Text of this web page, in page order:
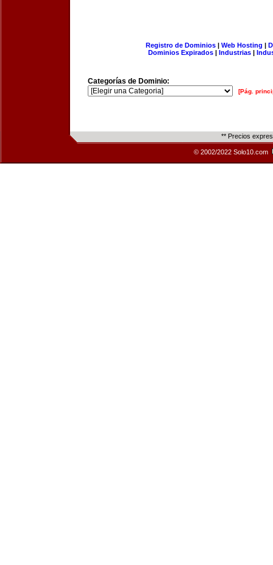
Registro de Dominios| Web Hosting |
Dominios Expirados | Industrias |
Categorías de Dominio:
[Pág.
** Precios
© 2002/2022 Solo10.com